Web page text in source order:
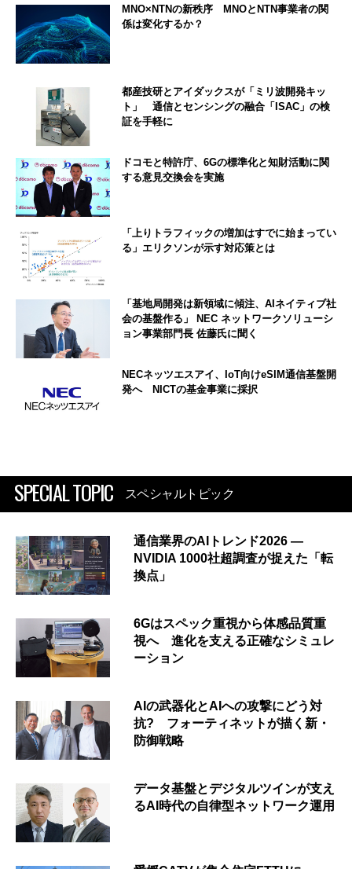
MNO×NTNの新秩序 MNOとNTN事業者の関
係は変化するか？
都産技研とアイダックスが「ミリ波開発キッ
ト」 通信とセンシングの融合「ISAC」の検
証を手軽に
ドコモと特許庁、6Gの標準化と知財活動に関
する意見交換会を実施
「上りトラフィックの増加はすでに始まってい
る」エリクソンが示す対応策とは
「基地局開発は新領域に傾注、AIネイティブ社
会の基盤作る」 NEC ネットワークソリューシ
ョン事業部門長 佐藤氏に聞く
NECネッツエスアイ、IoT向けeSIM通信基盤開
発へ NICTの基金事業に採択
SPECIAL TOPIC スペシャルトピック
通信業界のAIトレンド2026 ―
NVIDIA 1000社超調査が捉えた「転
換点」
6Gはスペック重視から体感品質重
視へ 進化を支える正確なシミュレ
ーション
AIの武器化とAIへの攻撃にどう対
抗? フォーティネットが描く新・
防御戦略
データ基盤とデジタルツインが支え
るAI時代の自律型ネットワーク運用